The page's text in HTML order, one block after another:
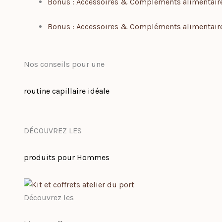
Bonus : Accessoires & Compléments
Nos conseils pour une
routine capillaire idéale
DÉCOUVREZ LES
produits pour Hommes
Découvrez les